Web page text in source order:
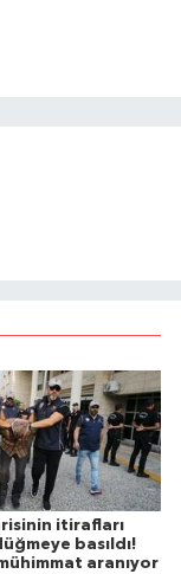
itirafları
basıldı!
aranıyor